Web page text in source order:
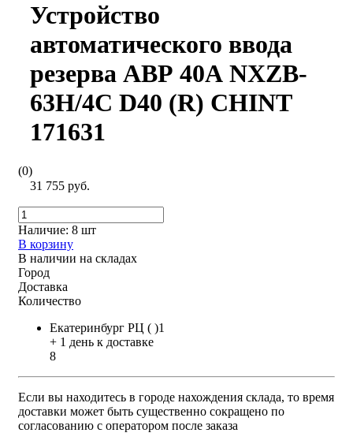
Устройство
автоматического ввода
резерва АВР 40А NXZB-
63H/4C D40 (R) CHINT
171631
(0)
31 755 руб.
Наличие: 8 шт
В корзину
В наличии на складах
Город
Доставка
Количество
Екатеринбург РЦ ( )1
+ 1 день к доставке
8
Если вы находитесь в городе нахождения склада, то время
доставки может быть существенно сокращено по
согласованию с оператором после заказа